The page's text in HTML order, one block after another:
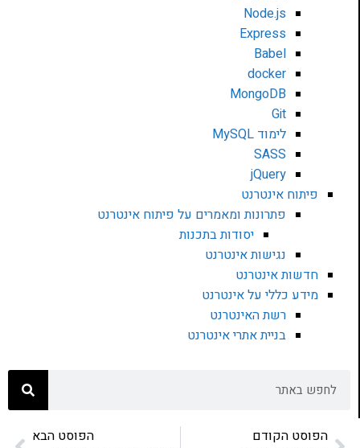
Node.js
Express
Babel
docker
MongoDB
Git
לימוד MySQL
SASS
jQuery
פיתוח אינטרנט
פתרונות ומאמרים על פיתוח אינטרנט
יסודות בתכנות
נגישות אינטרנט
חדשות אינטרנט
מידע כללי על אינטרנט
רשת האינטרנט
בניית אתרי אינטרנט
הפוסט הקודם הפוסט הבא